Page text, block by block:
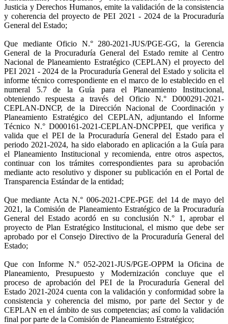
Justicia y Derechos Humanos, emite la validación de la consistencia
y coherencia del proyecto de PEI 2021 - 2024 de la Procuraduría
General del Estado;
Que mediante Oficio N.° 280-2021-JUS/PGE-GG, la Gerencia
General de la Procuraduría General del Estado remite al Centro
Nacional de Planeamiento Estratégico (CEPLAN) el proyecto del
PEI 2021 - 2024 de la Procuraduría General del Estado y solicita el
informe técnico correspondiente en el marco de lo establecido en el
numeral 5.7 de la Guía para el Planeamiento Institucional,
obteniendo respuesta a través del Oficio N.° D000291-2021-
CEPLAN-DNCP, de la Dirección Nacional de Coordinación y
Planeamiento Estratégico del CEPLAN, adjuntando el Informe
Técnico N.° D000161-2021-CEPLAN-DNCPPEI, que verifica y
valida que el PEI de la Procuraduría General del Estado para el
periodo 2021-2024, ha sido elaborado en aplicación a la Guía para
el Planeamiento Institucional y recomienda, entre otros aspectos,
continuar con los trámites correspondientes para su aprobación
mediante acto resolutivo y disponer su publicación en el Portal de
Transparencia Estándar de la entidad;
Que mediante Acta N.° 006-2021-CPE-PGE del 14 de mayo del
2021, la Comisión de Planeamiento Estratégico de la Procuraduría
General del Estado acordó en su conclusión N.° 1, aprobar el
proyecto de Plan Estratégico Institucional, el mismo que debe ser
aprobado por el Consejo Directivo de la Procuraduría General del
Estado;
Que con Informe N.° 052-2021-JUS/PGE-OPPM la Oficina de
Planeamiento, Presupuesto y Modernización concluye que el
proceso de aprobación del PEI de la Procuraduría General del
Estado 2021-2024 cuenta con la validación y conformidad sobre la
consistencia y coherencia del mismo, por parte del Sector y de
CEPLAN en el ámbito de sus competencias; así como la validación
final por parte de la Comisión de Planeamiento Estratégico;